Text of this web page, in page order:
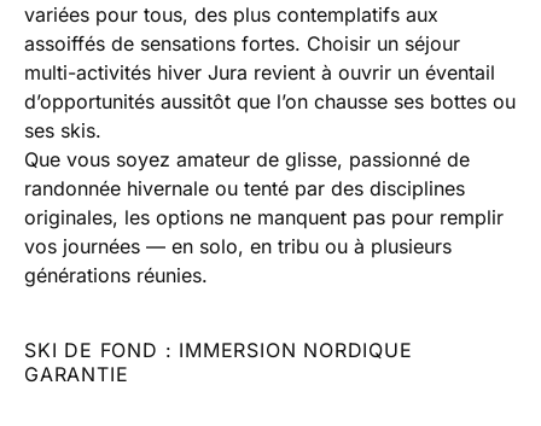
variées pour tous, des plus contemplatifs aux
assoiffés de sensations fortes. Choisir un séjour
multi-activités hiver Jura revient à ouvrir un éventail
d’opportunités aussitôt que l’on chausse ses bottes ou
ses skis.
Que vous soyez amateur de glisse, passionné de
randonnée hivernale ou tenté par des disciplines
originales, les options ne manquent pas pour remplir
vos journées — en solo, en tribu ou à plusieurs
générations réunies.
SKI DE FOND : IMMERSION NORDIQUE
GARANTIE